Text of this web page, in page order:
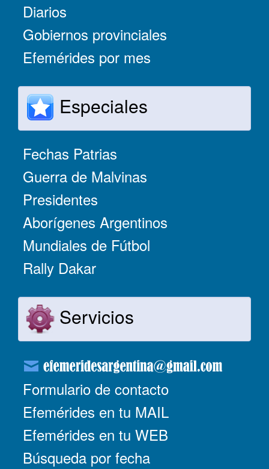
Diarios
Gobiernos provinciales
Efemérides por mes
Especiales
Fechas Patrias
Guerra de Malvinas
Presidentes
Aborígenes Argentinos
Mundiales de Fútbol
Rally Dakar
Servicios
Formulario de contacto
Efemérides en tu MAIL
Efemérides en tu WEB
Búsqueda por fecha